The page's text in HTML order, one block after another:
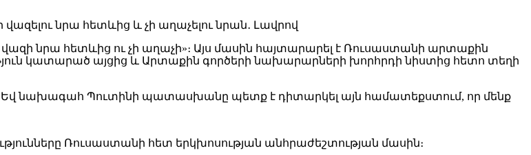
նրա հետևից ու չի աղաչի»։ Այս մասին հայտարարել է Ռուսաստանի արտաքին
կատարած այցից և Արտաքին գործերի նախարարների խորհրդի նիստից հետո տեղի
Եվ նախագահ Պուտինի պատասխանը պետք է դիտարկել այն համատեքստում, որ մենք
Ռուսաստանի հետ երկխոսության անհրաժեշտության մասին։